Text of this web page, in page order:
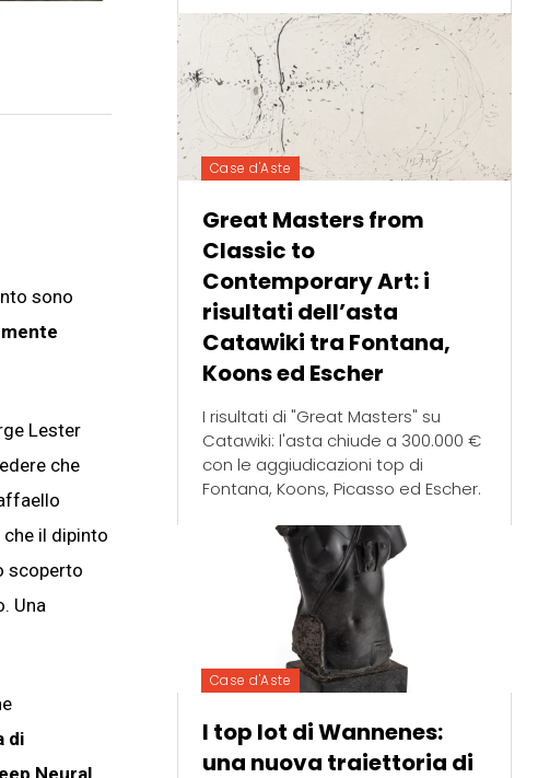
sono
Lester
che
il dipinto
scoperto
Una
di
Neural
Case d'Aste
Great Masters from
Classic to
Contemporary Art: i
risultati dell’asta
Catawiki tra Fontana,
Koons ed Escher
I risultati di "Great Masters" su
Catawiki: l'asta chiude a 300.000 €
con le aggiudicazioni top di
Fontana, Koons, Picasso ed Escher.
Case d'Aste
I top lot di Wannenes:
una nuova traiettoria di